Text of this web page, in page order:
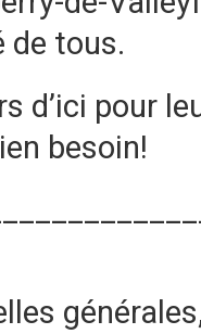
de tous.
d’ici pour
besoin!
générales